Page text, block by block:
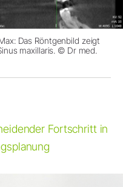
Das Röntgenbild zeigt
maxillaris. © Dr med.
Fortschritt in